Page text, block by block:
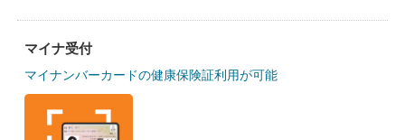
マイナ受付
マイナンバーカードの健康保険証利用が可能